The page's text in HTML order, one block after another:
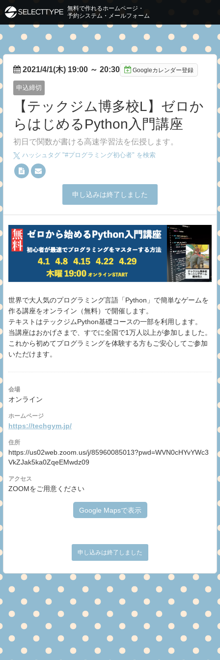
2021/4/1(木) 19:00 ～ 20:30 Googleカレンダー登録
申込締切
【テックジム博多校L】ゼロか
らはじめるPython入門講座
初日で関数が書ける高速学習法を伝授します。
ハッシュタグ "#プログラミング初心者" を検索
申し込みは終了しました
世界で大人気のプログラミング言語「Python」で簡単なゲームを
作る講座をオンライン（無料）で開催します。
テキストはテックジムPython基礎コースの一部を利用します。
当講座はおかげさまで、すでに全国で1万人以上が参加しました。
これから初めてプログラミングを体験する方もご安心してご参加
いただけます。
会場
オンライン
ホームページ
https://techgym.jp/
住所
https://us02web.zoom.us/j/85960085013?pwd=WVN0cHYvYWc3
VkZJak5ka0ZqeEMwdz09
アクセス
ZOOMをご用意ください
Google Mapsで表示
申し込みは終了しました
無料で作れるホームページ・
予約システム・メールフォーム